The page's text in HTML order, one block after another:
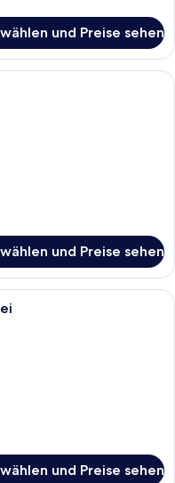
und Preise sehen
mit einem großen
und Preise sehen
mit einem großen
und Preise sehen